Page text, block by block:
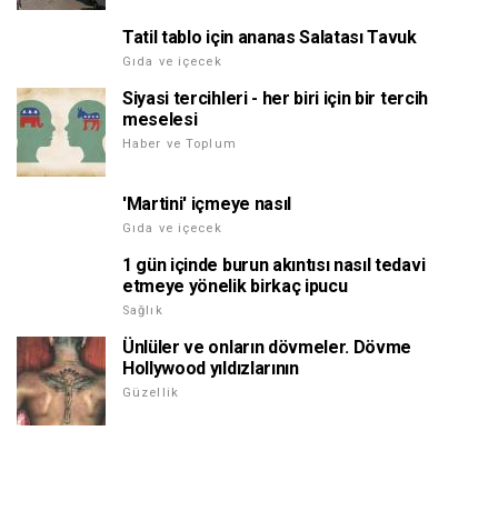
Tatil tablo için ananas Salatası Tavuk
Gıda ve içecek
Siyasi tercihleri - her biri için bir tercih
meselesi
Haber ve Toplum
'Martini' içmeye nasıl
Gıda ve içecek
1 gün içinde burun akıntısı nasıl tedavi
etmeye yönelik birkaç ipucu
Sağlık
Ünlüler ve onların dövmeler. Dövme
Hollywood yıldızlarının
Güzellik